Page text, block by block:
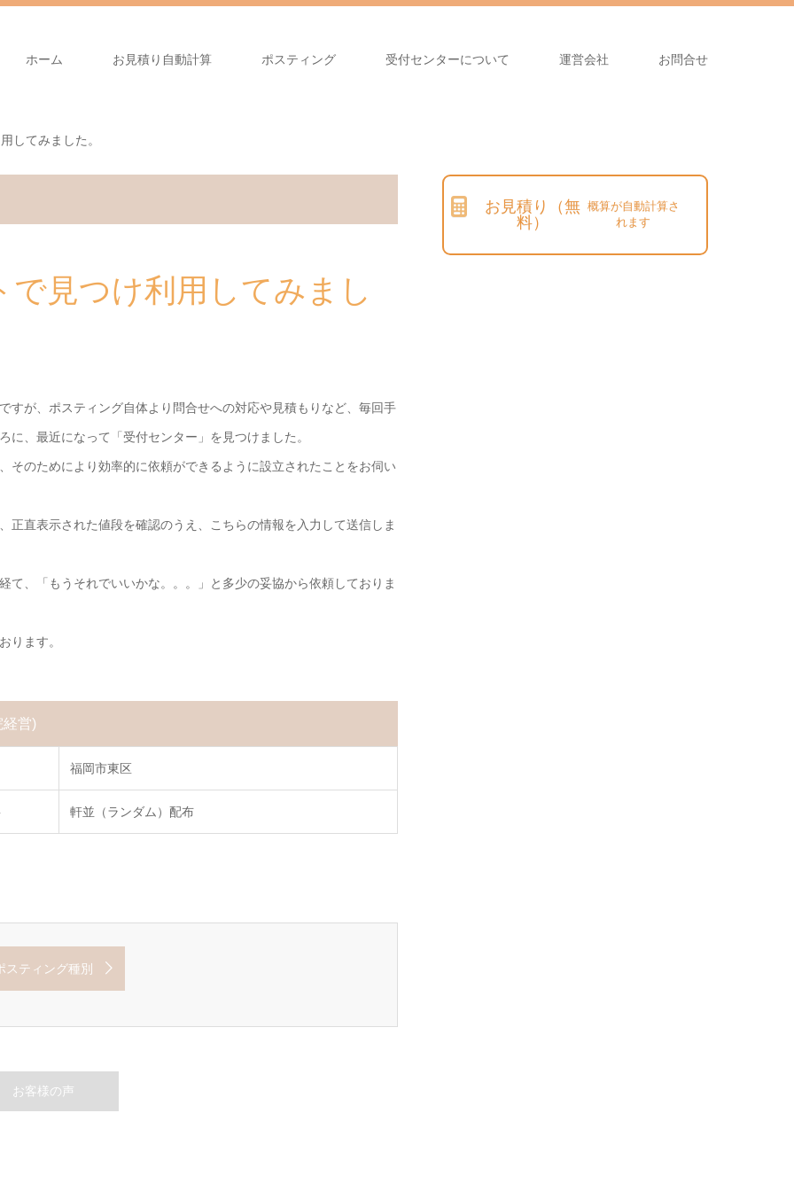
ホーム お見積り自動計算 ポスティング 受付センターについて 運営会社 お問合せ
してみました。
見つけ利用してみまし
すが、ポスティング自体より問合せへの対応や見積もりなど、毎回手
、最近になって「受付センター」を見つけました。
そのためにより効率的に依頼ができるように設立されたことをお伺い
正直表示された値段を確認のうえ、こちらの情報を入力して送信しま
て、「もうそれでいいかな。。。」と多少の妥協から依頼しておりま
ります。
経営)
福岡市東区
軒並（ランダム）配布
スティング種別
お客様の声
お見積り（無
料）
概算が自動計算さ
れます